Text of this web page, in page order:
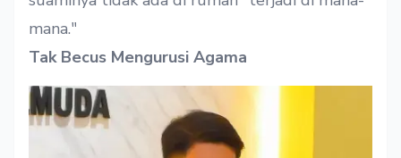
mana."
Tak Becus Mengurusi Agama